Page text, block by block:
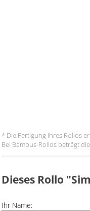
* Die Fertigung Ihres Rollos
Bei Bambus-Rollos beträgt
Dieses Rollo
Ihr Name: